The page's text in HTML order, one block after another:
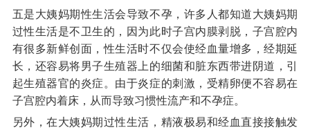
五是大姨妈期性生活会导致不孕，许多人都知道大姨妈期
过性生活是不卫生的，因为此时子宫内膜剥脱，子宫腔内
有很多新鲜创面，性生活时不仅会使经血量增多，经期延
长，还容易将男子生殖器上的细菌和脏东西带进阴道，引
起生殖器官的炎症。由于炎症的刺激，受精卵便不容易在
子宫腔内着床，从而导致习惯性流产和不孕症。
另外，在大姨妈期过性生活，精液极易和经血直接接触发